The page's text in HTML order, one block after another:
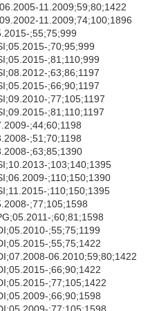
11.2009;59;80;1422
11.2009;74;100;1896
;55;75;999
;70;95;999
;81;110;999
;63;86;1197
;66;90;1197
;77;105;1197
;81;110;1197
;44;60;1198
;51;70;1198
;63;85;1390
;103;140;1395
;110;150;1390
;110;150;1395
;77;105;1598
;60;81;1598
;55;75;1199
;55;75;1422
06.2010;59;80;1422
;66;90;1422
;77;105;1422
;66;90;1598
;77;105;1598